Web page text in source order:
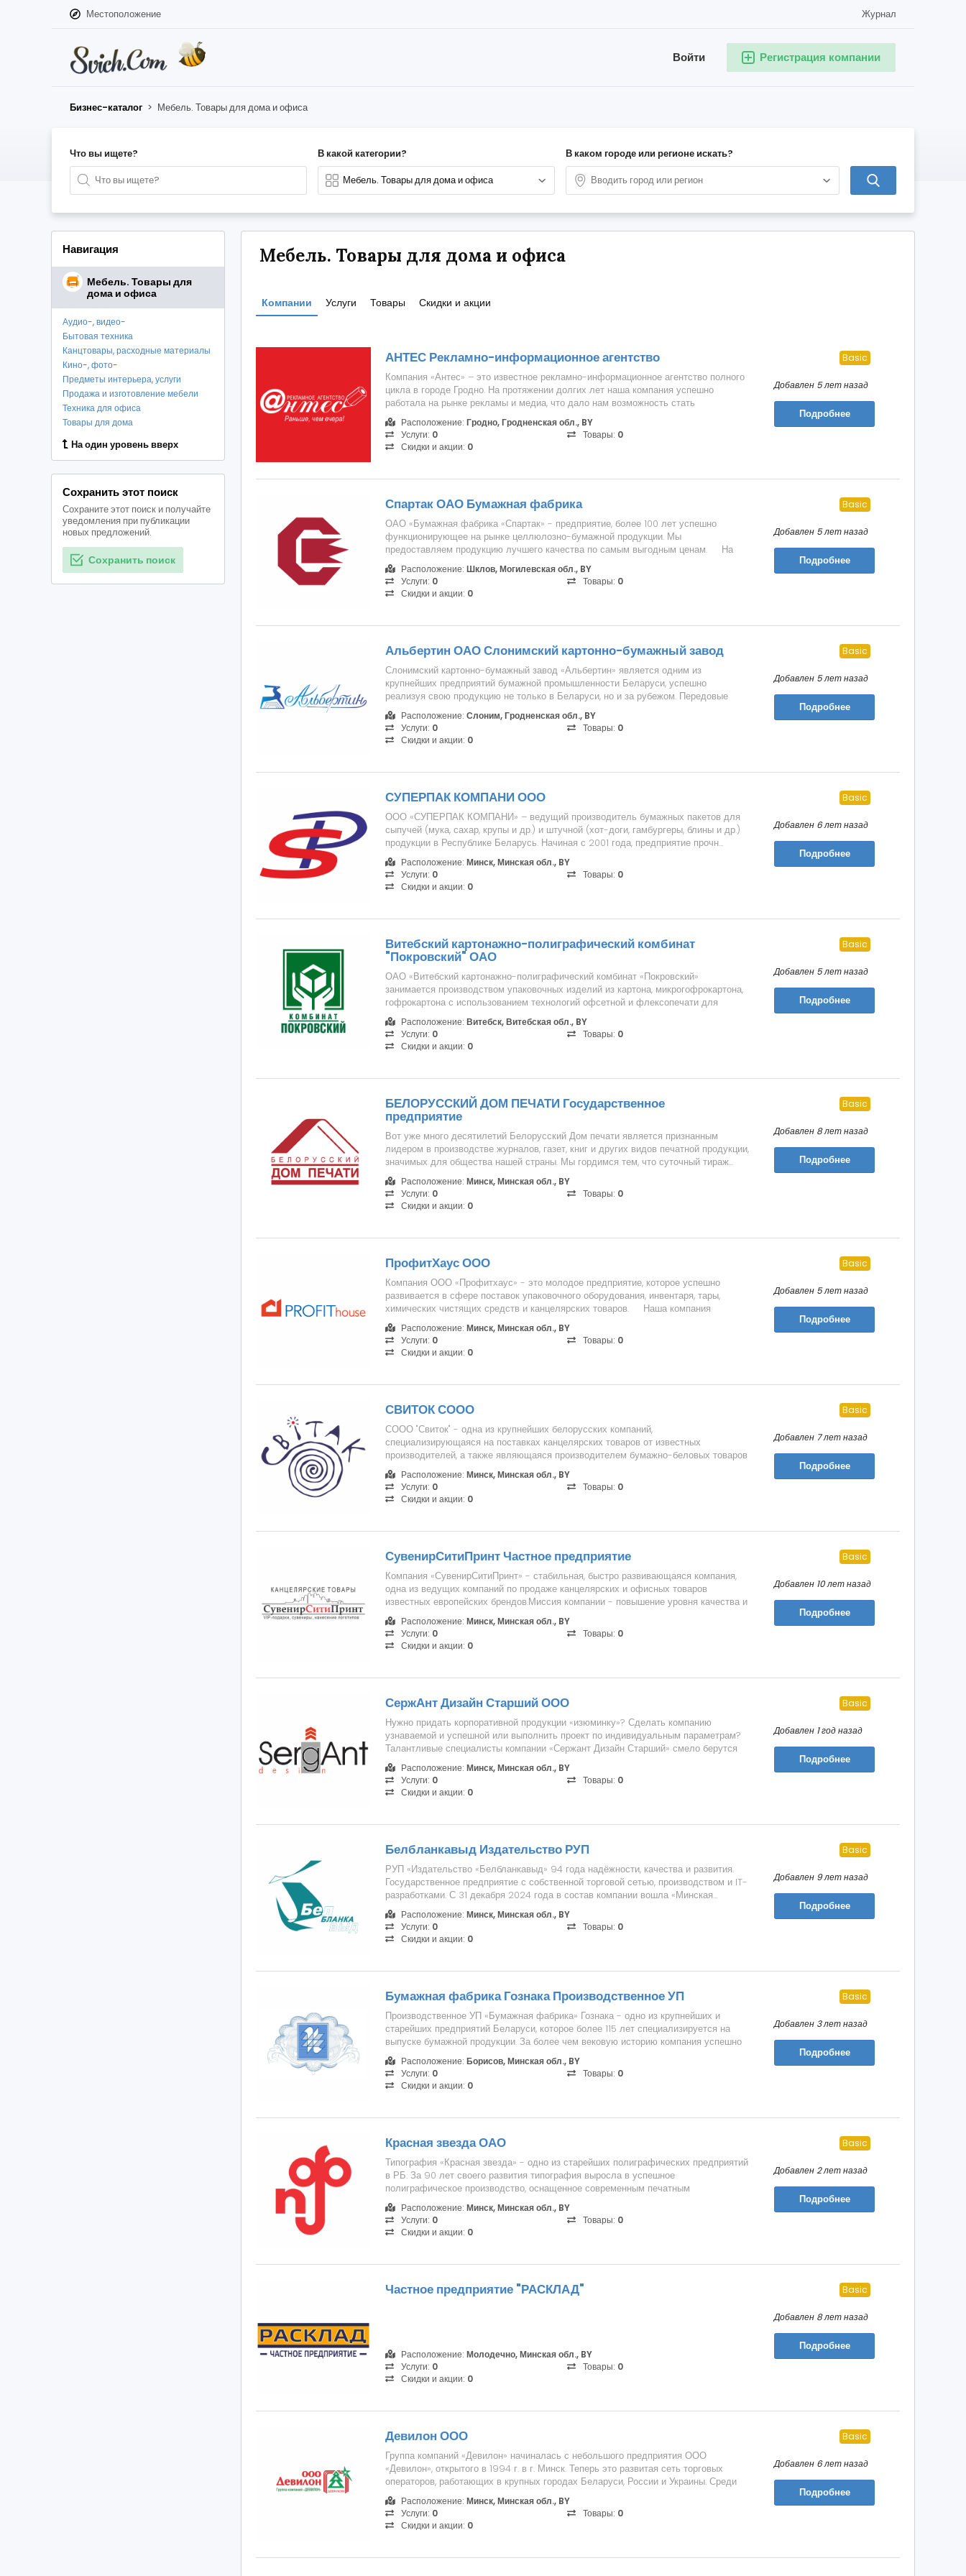
Журнал
Местоположение
Регистрация компании
Войти
Бизнес-каталог > Мебель. Товары для дома и офиса
Что вы ищете? В какой категории? В каком городе или регионе искать?
Навигация
Мебель. Товары для
дома и офиса
Аудио-, видео-
Бытовая техника
Канцтовары, расходные материалы
Кино-, фото-
Предметы интерьера, услуги
Продажа и изготовление мебели
Техника для офиса
Товары для дома
На один уровень вверх
Сохранить этот поиск
Сохраните этот поиск и получайте
уведомления при публикации
новых предложений.
Сохранить поиск
Мебель. Товары для дома и офиса
Компании Услуги Товары Скидки и акции
АНТЕС Рекламно-информационное агентство
Компания «Антес» – это известное рекламно-информационное агентство полного
цикла в городе Гродно. На протяжении долгих лет наша компания успешно
работала на рынке рекламы и медиа, что дало нам возможность стать
настоящим...
Расположение: Гродно, Гродненская обл., BY
Услуги: 0 Товары: 0
Скидки и акции: 0
Basic
Добавлен 5 лет назад
Подробнее
Спартак ОАО Бумажная фабрика
ОАО «Бумажная фабрика «Спартак» - предприятие, более 100 лет успешно
функционирующее на рынке целлюлозно-бумажной продукции. Мы
предоставляем продукцию лучшего качества по самым выгодным ценам. На
сегодняшний день фа...
Расположение: Шклов, Могилевская обл., BY
Услуги: 0 Товары: 0
Скидки и акции: 0
Basic
Добавлен 5 лет назад
Подробнее
Альбертин ОАО Слонимский картонно-бумажный завод
Слонимский картонно-бумажный завод «Альбертин» является одним из
крупнейших предприятий бумажной промышленности Беларуси, успешно
реализуя свою продукцию не только в Беларуси, но и за рубежом. Передовые
технологии, высок...
Расположение: Слоним, Гродненская обл., BY
Услуги: 0 Товары: 0
Скидки и акции: 0
Basic
Добавлен 5 лет назад
Подробнее
СУПЕРПАК КОМПАНИ ООО
ООО «СУПЕРПАК КОМПАНИ» – ведущий производитель бумажных пакетов для
сыпучей (мука, сахар, крупы и др.) и штучной (хот-доги, гамбургеры, блины и др.)
продукции в Республике Беларусь. Начиная с 2001 года, предприятие прочн...
Расположение: Минск, Минская обл., BY
Услуги: 0 Товары: 0
Скидки и акции: 0
Basic
Добавлен 6 лет назад
Подробнее
Витебский картонажно-полиграфический комбинат
"Покровский" ОАО
ОАО «Витебский картонажно-полиграфический комбинат «Покровский»
занимается производством упаковочных изделий из картона, микрогофрокартона,
гофрокартона с использованием технологий офсетной и флексопечати для
пищевой и л...
Расположение: Витебск, Витебская обл., BY
Услуги: 0 Товары: 0
Скидки и акции: 0
Basic
Добавлен 5 лет назад
Подробнее
БЕЛОРУССКИЙ ДОМ ПЕЧАТИ Государственное
предприятие
Вот уже много десятилетий Белорусский Дом печати является признанным
лидером в производстве журналов, газет, книг и других видов печатной продукции,
значимых для общества нашей страны. Мы гордимся тем, что суточный тираж...
Расположение: Минск, Минская обл., BY
Услуги: 0 Товары: 0
Скидки и акции: 0
Basic
Добавлен 8 лет назад
Подробнее
ПрофитХаус ООО
Компания ООО «Профитхаус» - это молодое предприятие, которое успешно
развивается в сфере поставок упаковочного оборудования, инвентаря, тары,
химических чистящих средств и канцелярских товаров. Наша компания
использу...
Расположение: Минск, Минская обл., BY
Услуги: 0 Товары: 0
Скидки и акции: 0
Basic
Добавлен 5 лет назад
Подробнее
СВИТОК СООО
СООО "Свиток" - одна из крупнейших белорусских компаний,
специализирующаяся на поставках канцелярских товаров от известных
производителей, а также являющаяся производителем бумажно-беловых товаров
и конвертов. Сфера дея...
Расположение: Минск, Минская обл., BY
Услуги: 0 Товары: 0
Скидки и акции: 0
Basic
Добавлен 7 лет назад
Подробнее
СувенирСитиПринт Частное предприятие
Компания «СувенирСитиПринт» - стабильная, быстро развивающаяся компания,
одна из ведущих компаний по продаже канцелярских и офисных товаров
известных европейских брендов.Миссия компании - повышение уровня качества и
конк...Расположение: Минск, Минская обл., BY
Услуги: 0 Товары: 0
Скидки и акции: 0
Basic
Добавлен 10 лет назад
Подробнее
СержАнт Дизайн Старший ООО
Нужно придать корпоративной продукции «изюминку»? Сделать компанию
узнаваемой и успешной или выполнить проект по индивидуальным параметрам?
Талантливые специалисты компании «Сержант Дизайн Старший» смело берутся
за любые...
Расположение: Минск, Минская обл., BY
Услуги: 0 Товары: 0
Скидки и акции: 0
Basic
Добавлен 1 год назад
Подробнее
Белбланкавыд Издательство РУП
РУП «Издательство «Белбланкавыд» 94 года надёжности, качества и развития.
Государственное предприятие с собственной торговой сетью, производством и IT-
разработками. С 31 декабря 2024 года в состав компании вошла «Минская...
Расположение: Минск, Минская обл., BY
Услуги: 0 Товары: 0
Скидки и акции: 0
Basic
Добавлен 9 лет назад
Подробнее
Бумажная фабрика Гознака Производственное УП
Производственное УП «Бумажная фабрика» Гознака - одно из крупнейших и
старейших предприятий Беларуси, которое более 115 лет специализируется на
выпуске бумажной продукции. За более чем вековую историю компания успешно
эв...
Расположение: Борисов, Минская обл., BY
Услуги: 0 Товары: 0
Скидки и акции: 0
Basic
Добавлен 3 лет назад
Подробнее
Красная звезда ОАО
Типография «Красная звезда» - одно из старейших полиграфических предприятий
в РБ. За 90 лет своего развития типография выросла в успешное
полиграфическое производство, оснащенное современным печатным
оборудованием, и ста...
Расположение: Минск, Минская обл., BY
Услуги: 0 Товары: 0
Скидки и акции: 0
Basic
Добавлен 2 лет назад
Подробнее
Частное предприятие "РАСКЛАД"
Расположение: Молодечно, Минская обл., BY
Услуги: 0 Товары: 0
Скидки и акции: 0
Basic
Добавлен 8 лет назад
Подробнее
Девилон ООО
Группа компаний «Девилон» начиналась с небольшого предприятия ООО
«Девилон», открытого в 1994 г. в г. Минск. Теперь это развитая сеть торговых
операторов, работающих в крупных городах Беларуси, России и Украины. Среди
ни...
Расположение: Минск, Минская обл., BY
Услуги: 0 Товары: 0
Скидки и акции: 0
Basic
Добавлен 6 лет назад
Подробнее